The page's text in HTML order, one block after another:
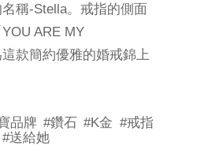
稱-Stella。戒指的側面
ARE MY
款簡約優雅的婚戒錦上
品牌 #鑽石 #K金 #戒指
#送給她